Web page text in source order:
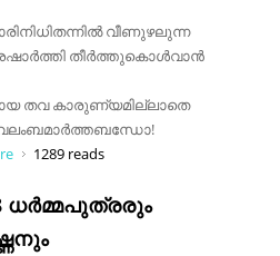
വീണുഴലുന്ന
തീർത്തുകൊൾവാൻ
തവ കാരുണ്യമില്ലാതെ
about കരുണാം വിധേഹി മയി കമലനാഭ
1289 reads
ധർമ്മപുത്രരും